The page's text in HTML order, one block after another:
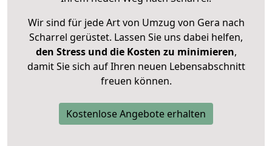
Wir sind für jede Art von Umzug von Gera nach
Scharrel gerüstet. Lassen Sie uns dabei helfen,
den Stress und die Kosten zu minimieren,
damit Sie sich auf Ihren neuen Lebensabschnitt
freuen können.
Kostenlose Angebote erhalten